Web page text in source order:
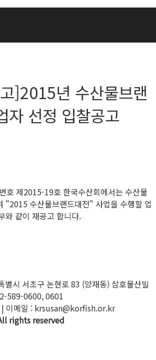
]2015년 수산물브랜
자 선정 입찰공고
호 제2015-19호 한국수산회에서는 수산물
"2015 수산물브랜드대전" 사업을 수행할 업
와 같이 재공고 합니다.
별시 서초구 논현로 83 (양재동) 삼호물산빌
589-0600, 0601
이메일 : krsusan@korfish.or.kr
rights reserved